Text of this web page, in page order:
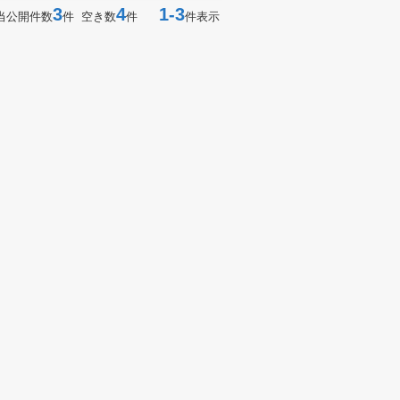
公開件数3件 空き数4件 1-3件表示